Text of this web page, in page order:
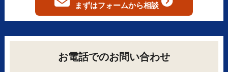
まずはフォームから相談
お電話でのお問い合わせ